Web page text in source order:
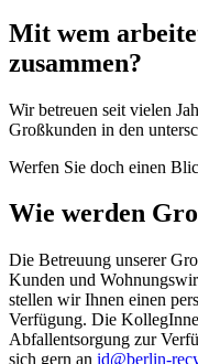
Mit wem
zusammen?
Wir betreuen seit vielen
Großkunden in den
Werfen Sie doch einen
Wie werden
Die Betreuung unserer
Kunden und
stellen wir Ihnen einen
Verfügung. Die
Abfallentsorgung zur
sich gern an id@berlin-